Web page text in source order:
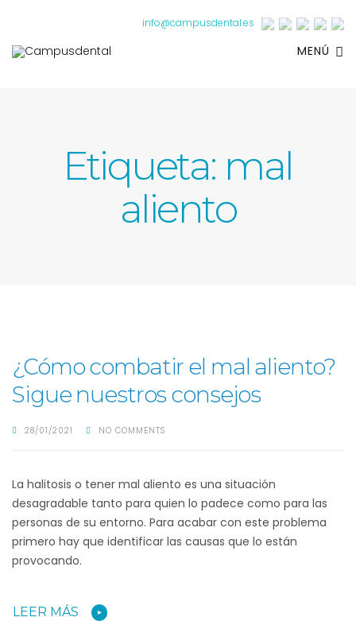
info@campusdental.es
MENÚ
Etiqueta: mal
aliento
¿Cómo combatir el mal aliento?
Sigue nuestros consejos
28/01/2021 NO COMMENTS
La halitosis o tener mal aliento es una situación
desagradable tanto para quien lo padece como para las
personas de su entorno. Para acabar con este problema
primero hay que identificar las causas que lo están
provocando.
LEER MÁS